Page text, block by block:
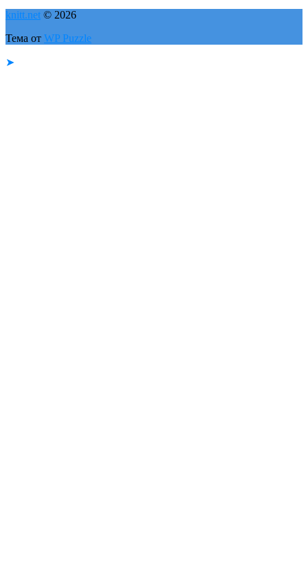
knitt.net © 2026
Тема от WP Puzzle
➤